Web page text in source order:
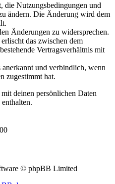
die Nutzungsbedingungen und
ändern. Die Änderung wird dem
Änderungen zu widersprechen.
das zwischen dem
Vertragsverhältnis mit
und verbindlich, wenn
zugestimmt hat.
deinen persönlichen Daten
© phpBB Limited